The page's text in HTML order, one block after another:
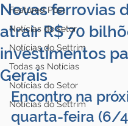
Featured Post
Notícias do setor
Notícias do Settrim
Todas as Notícias
Notícias do Setor
Notícias do Settrim
Novas ferrovias
atrair R$ 70
investimentos
Gerais
Encontro na
quarta-feira (6/